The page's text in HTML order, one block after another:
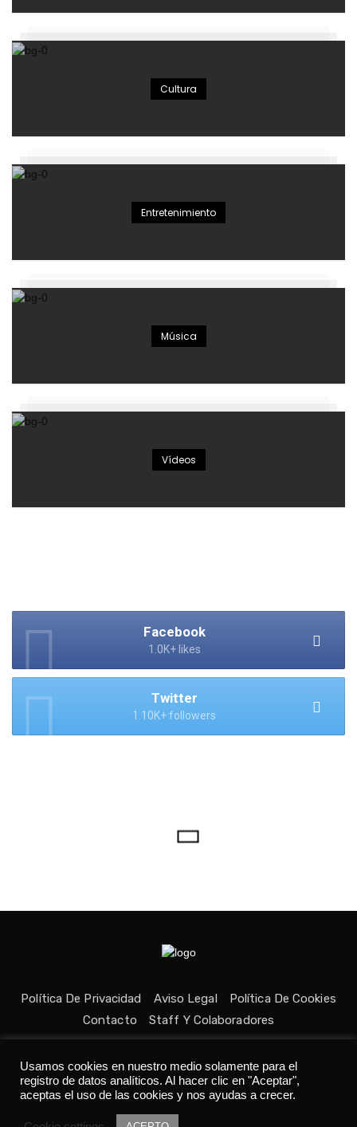
Cultura
Entretenimiento
Música
Vídeos
Facebook
1.0K+ likes
Twitter
1.10K+ followers
Política De Privacidad Aviso Legal
Política De Cookies
Contacto
Staff Y Colaboradores
Usamos cookies en nuestro medio solamente para el
registro de datos analíticos. Al hacer clic en "Aceptar",
aceptas el uso de las cookies y nos ayudas a crecer.